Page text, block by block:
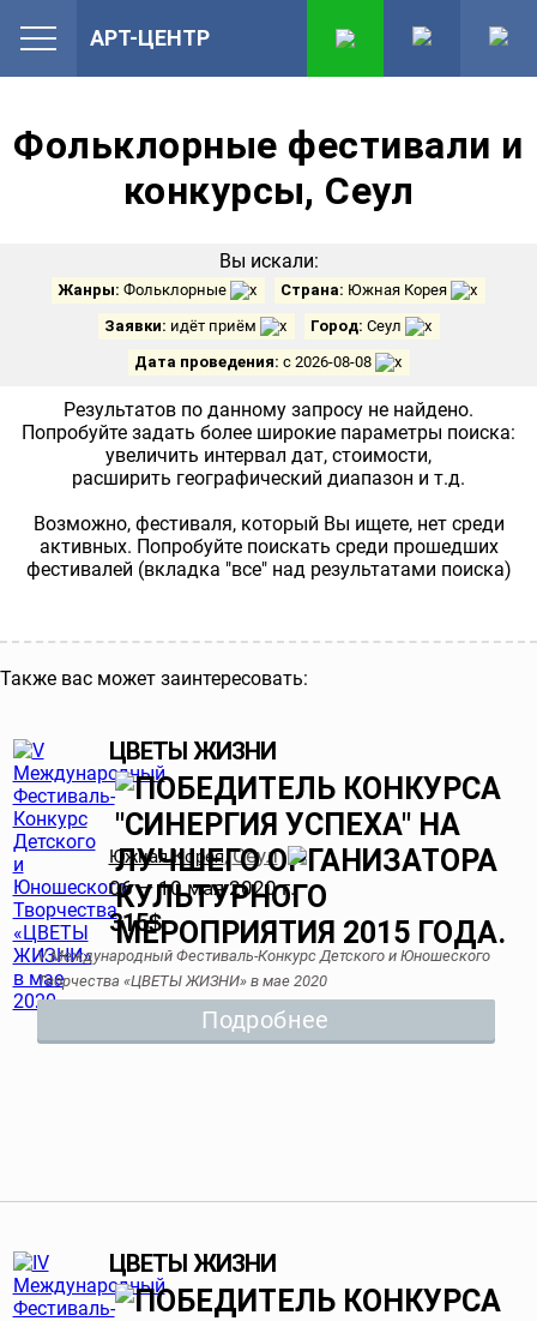
Фольклорные фестивали и
конкурсы, Сеул
Вы искали:
Жанры: Фольклорные Страна: Южная Корея
Заявки: идёт приём Город: Сеул
Дата проведения: с 2026-08-08
Результатов по данному запросу не найдено.
Попробуйте задать более широкие параметры поиска:
увеличить интервал дат, стоимости,
расширить географический диапазон и т.д.
Возможно, фестиваля, который Вы ищете, нет среди
активных. Попробуйте поискать среди прошедших
фестивалей (вкладка "все" над результатами поиска)
Также вас может заинтересовать:
ЦВЕТЫ ЖИЗНИ
Южная Корея,Сеул
06 — 10 мая 2020 г.
315$
V Международный Фестиваль-Конкурс Детского и Юношеского
Творчества «ЦВЕТЫ ЖИЗНИ» в мае 2020
Подробнее
ЦВЕТЫ ЖИЗНИ
АРТ-ЦЕНТР